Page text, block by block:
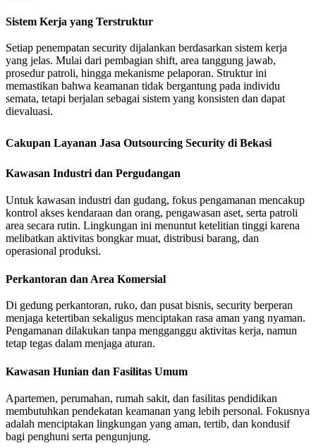
Sistem Kerja yang Terstruktur
Setiap penempatan security dijalankan berdasarkan sistem kerja
yang jelas. Mulai dari pembagian shift, area tanggung jawab,
prosedur patroli, hingga mekanisme pelaporan. Struktur ini
memastikan bahwa keamanan tidak bergantung pada individu
semata, tetapi berjalan sebagai sistem yang konsisten dan dapat
dievaluasi.
Cakupan Layanan Jasa Outsourcing Security di Bekasi
Kawasan Industri dan Pergudangan
Untuk kawasan industri dan gudang, fokus pengamanan mencakup
kontrol akses kendaraan dan orang, pengawasan aset, serta patroli
area secara rutin. Lingkungan ini menuntut ketelitian tinggi karena
melibatkan aktivitas bongkar muat, distribusi barang, dan
operasional produksi.
Perkantoran dan Area Komersial
Di gedung perkantoran, ruko, dan pusat bisnis, security berperan
menjaga ketertiban sekaligus menciptakan rasa aman yang nyaman.
Pengamanan dilakukan tanpa mengganggu aktivitas kerja, namun
tetap tegas dalam menjaga aturan.
Kawasan Hunian dan Fasilitas Umum
Apartemen, perumahan, rumah sakit, dan fasilitas pendidikan
membutuhkan pendekatan keamanan yang lebih personal. Fokusnya
adalah menciptakan lingkungan yang aman, tertib, dan kondusif
bagi penghuni serta pengunjung.